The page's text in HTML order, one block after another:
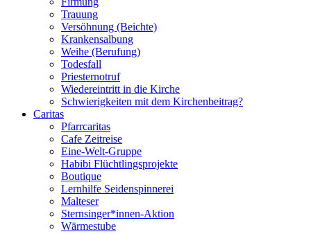
Trauung
Versöhnung (Beichte)
Krankensalbung
Weihe (Berufung)
Todesfall
Priesternotruf
Wiedereintritt in die Kirche
Schwierigkeiten mit dem Kirchenbeitrag?
Caritas
Pfarrcaritas
Cafe Zeitreise
Eine-Welt-Gruppe
Habibi Flüchtlingsprojekte
Boutique
Lernhilfe Seidenspinnerei
Malteser
Sternsinger*innen-Aktion
Wärmestube